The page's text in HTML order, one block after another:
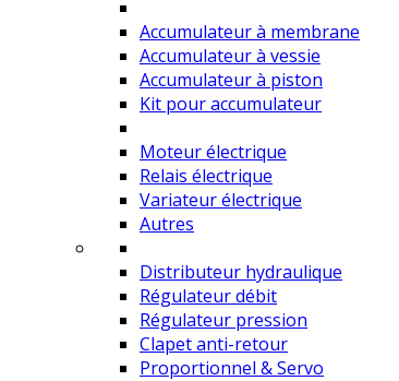
Accumulateur à membrane
Accumulateur à vessie
Accumulateur à piston
Kit pour accumulateur
Moteur électrique
Relais électrique
Variateur électrique
Autres
Distributeur hydraulique
Régulateur débit
Régulateur pression
Clapet anti-retour
Proportionnel & Servo